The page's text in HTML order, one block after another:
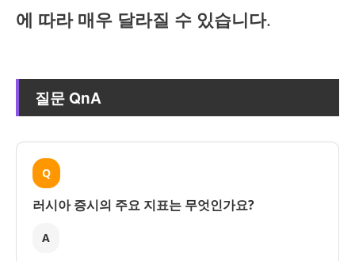
에 따라 매우 달라질 수 있습니다.
질문 QnA
Q
러시아 증시의 주요 지표는 무엇인가요?
A